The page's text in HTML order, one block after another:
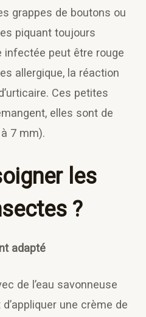
grappes de boutons ou
piquant toujours
infectée peut être rouge
allergique, la réaction
Ces petites
elles sont de
7 mm).
les
?
adapté
de l’eau savonneuse
une crème de